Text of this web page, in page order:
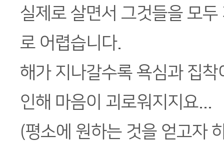
실제로 살면서 그것들을 모
로 어렵습니다.
해가 지나갈수록 욕심과 집
인해 마음이 괴로워지지요...
(평소에 원하는 것을 얻고자